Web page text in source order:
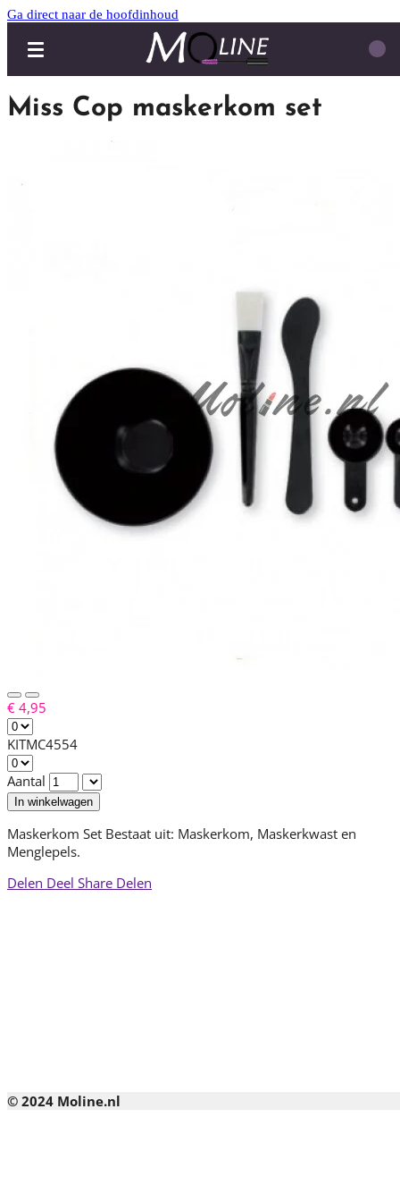
Ga direct naar de hoofdinhoud
Miss Cop maskerkom set
€ 4,95
KITMC4554
Aantal
In winkelwagen
Maskerkom Set Bestaat uit: Maskerkom, Maskerkwast en
Menglepels.
Delen Deel Share Delen
© 2024 Moline.nl